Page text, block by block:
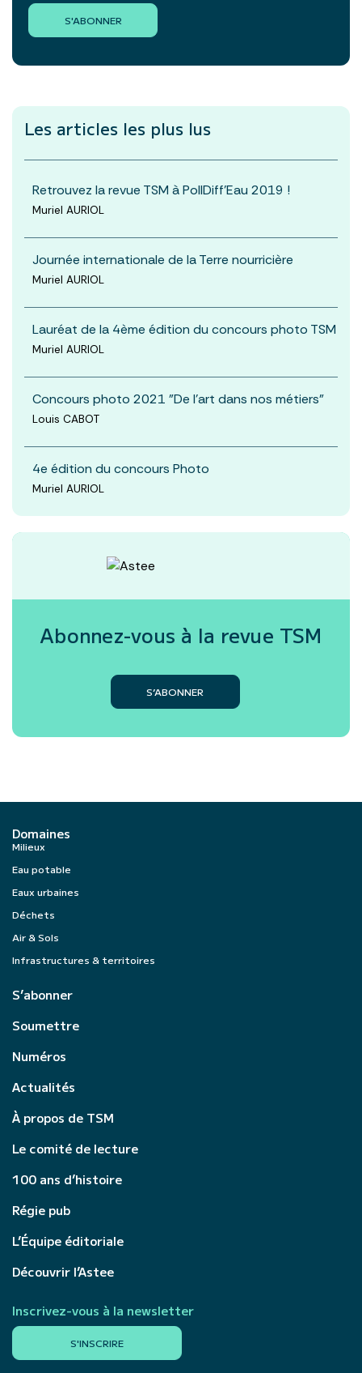
S'ABONNER
Les articles les plus lus
Retrouvez la revue TSM à PollDiff'Eau 2019 !
Muriel AURIOL
Journée internationale de la Terre nourricière
Muriel AURIOL
Lauréat de la 4ème édition du concours photo TSM
Muriel AURIOL
Concours photo 2021 "De l’art dans nos métiers"
Louis CABOT
4e édition du concours Photo
Muriel AURIOL
Abonnez-vous à la revue TSM
S’ABONNER
Domaines
Milieux
Eau potable
Eaux urbaines
Déchets
Air & Sols
Infrastructures & territoires
S’abonner
Soumettre
Numéros
Actualités
À propos de TSM
Le comité de lecture
100 ans d’histoire
Régie pub
L’Équipe éditoriale
Découvrir l’Astee
Inscrivez-vous à la newsletter
S'INSCRIRE